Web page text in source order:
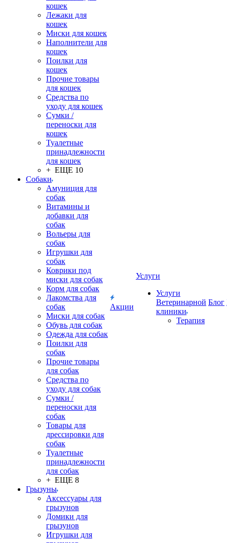
кошек
Лежаки для
кошек
Миски для кошек
Наполнители для
кошек
Поилки для
кошек
Прочие товары
для кошек
Средства по
уходу для кошек
Сумки /
переноски для
кошек
Туалетные
принадлежности
для кошек
+ ЕЩЕ 10
Собаки
Амуниция для
собак
Витамины и
добавки для
собак
Вольеры для
собак
Игрушки для
собак
Коврики под
миски для собак
Корм для собак
Лакомства для
собак
Миски для собак
Обувь для собак
Одежда для собак
Поилки для
собак
Прочие товары
для собак
Средства по
уходу для собак
Сумки /
переноски для
собак
Товары для
дрессировки для
собак
Туалетные
принадлежности
для собак
+ ЕЩЕ 8
Грызуны
Аксессуары для
грызунов
Домики для
грызунов
Игрушки для
Акции
Услуги
Услуги
Ветеринарной
клиники
Терапия
Блог